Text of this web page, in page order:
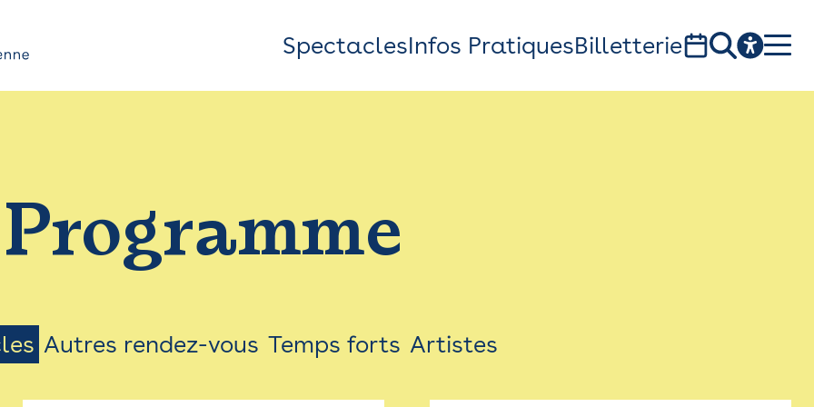
Top
Bar
Menu
SpectaclesInfos PratiquesBilletterie
1, av. du Chateau d'eau - 31300 Toulouse
Programme
Autres rendez-vous Temps forts Artistes